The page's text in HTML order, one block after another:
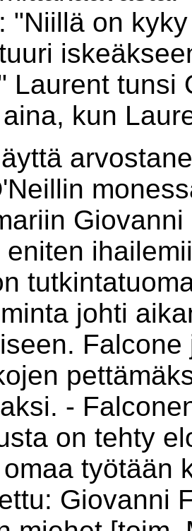
"Niillä on
Laurent tunsi
kun
eniten
johti
-
on tehty
työtään
Giovanni